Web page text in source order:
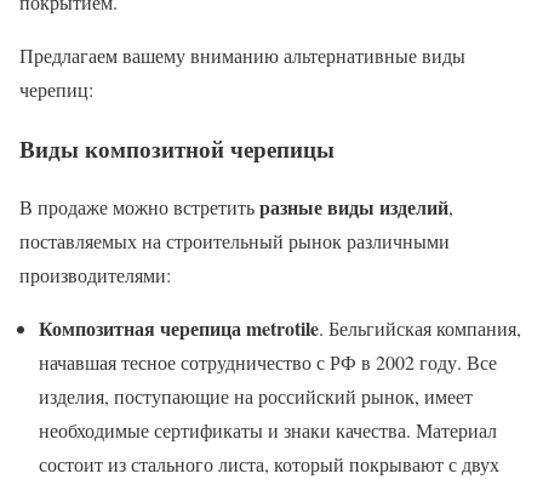
Предлагаем вашему вниманию альтернативные виды
черепиц:
Виды композитной черепицы
В продаже можно встретитьразные виды изделий,
поставляемых на строительный рынок различными
производителями:
Композитная черепица metrotile. Бельгийская компания,
начавшая тесное сотрудничество с РФ в 2002 году. Все
изделия, поступающие на российский рынок, имеет
необходимые сертификаты и знаки качества. Материал
состоит из стального листа, который покрывают с двух